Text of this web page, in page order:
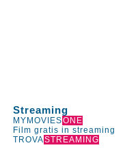
Streaming
MYMOVIESONE
Film gratis in streaming
TROVASTREAMING